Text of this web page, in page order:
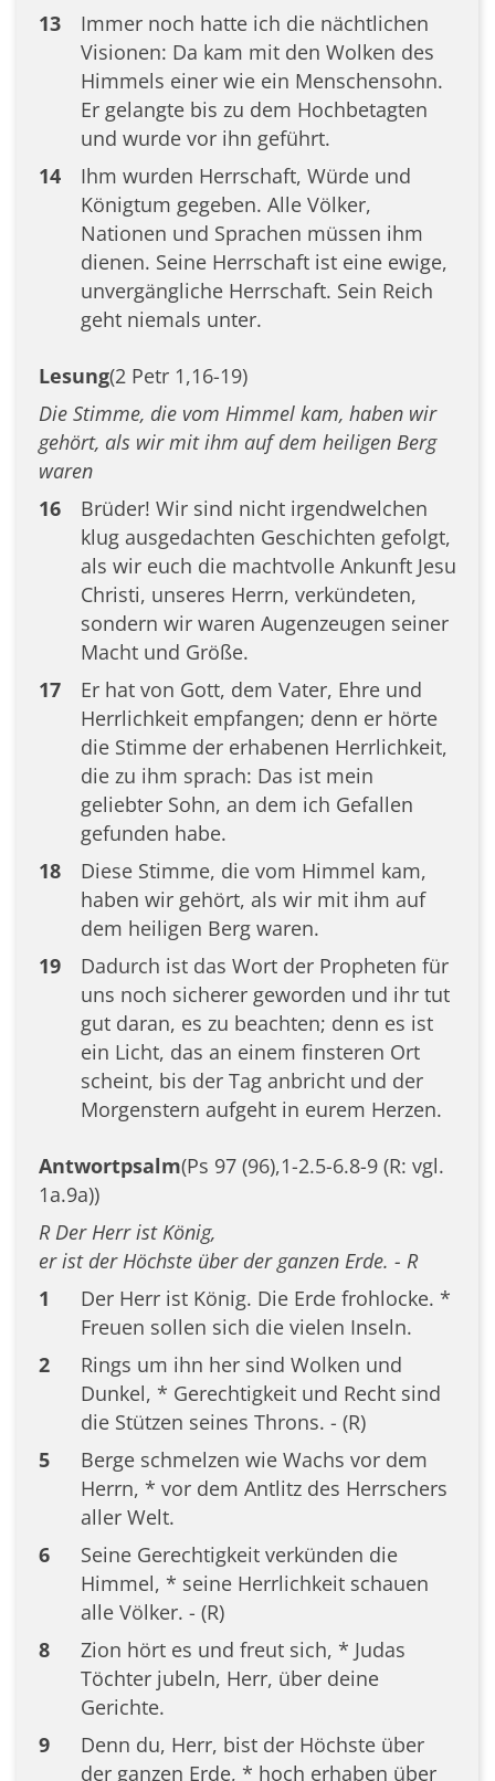
13
Immer noch hatte ich die nächtlichen
Visionen: Da kam mit den Wolken des
Himmels einer wie ein Menschensohn.
Er gelangte bis zu dem Hochbetagten
und wurde vor ihn geführt.
14
Ihm wurden Herrschaft, Würde und
Königtum gegeben. Alle Völker,
Nationen und Sprachen müssen ihm
dienen. Seine Herrschaft ist eine ewige,
unvergängliche Herrschaft. Sein Reich
geht niemals unter.
Lesung(2 Petr 1,16-19)
Die Stimme, die vom Himmel kam, haben wir
gehört, als wir mit ihm auf dem heiligen Berg
waren
16
Brüder! Wir sind nicht irgendwelchen
klug ausgedachten Geschichten gefolgt,
als wir euch die machtvolle Ankunft Jesu
Christi, unseres Herrn, verkündeten,
sondern wir waren Augenzeugen seiner
Macht und Größe.
17
Er hat von Gott, dem Vater, Ehre und
Herrlichkeit empfangen; denn er hörte
die Stimme der erhabenen Herrlichkeit,
die zu ihm sprach: Das ist mein
geliebter Sohn, an dem ich Gefallen
gefunden habe.
18
Diese Stimme, die vom Himmel kam,
haben wir gehört, als wir mit ihm auf
dem heiligen Berg waren.
19
Dadurch ist das Wort der Propheten für
uns noch sicherer geworden und ihr tut
gut daran, es zu beachten; denn es ist
ein Licht, das an einem finsteren Ort
scheint, bis der Tag anbricht und der
Morgenstern aufgeht in eurem Herzen.
Antwortpsalm(Ps 97 (96),1-2.5-6.8-9 (R: vgl.
1a.9a))
R Der Herr ist König,
er ist der Höchste über der ganzen Erde. - R
1
Der Herr ist König. Die Erde frohlocke. *
Freuen sollen sich die vielen Inseln.
2
Rings um ihn her sind Wolken und
Dunkel, * Gerechtigkeit und Recht sind
die Stützen seines Throns. - (R)
5
Berge schmelzen wie Wachs vor dem
Herrn, * vor dem Antlitz des Herrschers
aller Welt.
6
Seine Gerechtigkeit verkünden die
Himmel, * seine Herrlichkeit schauen
alle Völker. - (R)
8
Zion hört es und freut sich, * Judas
Töchter jubeln, Herr, über deine
Gerichte.
9
Denn du, Herr, bist der Höchste über
der ganzen Erde, * hoch erhaben über